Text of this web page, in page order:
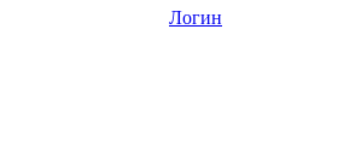
Логин